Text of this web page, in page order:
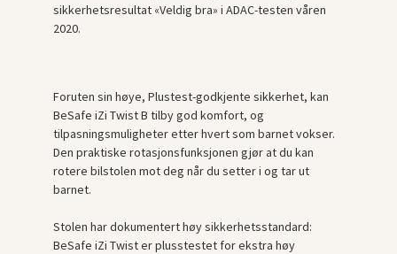
sikkerhetsresultat «Veldig bra» i ADAC-testen våren
2020.
Foruten sin høye, Plustest-godkjente sikkerhet, kan
BeSafe iZi Twist B tilby god komfort, og
tilpasningsmuligheter etter hvert som barnet vokser.
Den praktiske rotasjonsfunksjonen gjør at du kan
rotere bilstolen mot deg når du setter i og tar ut
barnet.
Stolen har dokumentert høy sikkerhetsstandard:
BeSafe iZi Twist er plusstestet for ekstra høy